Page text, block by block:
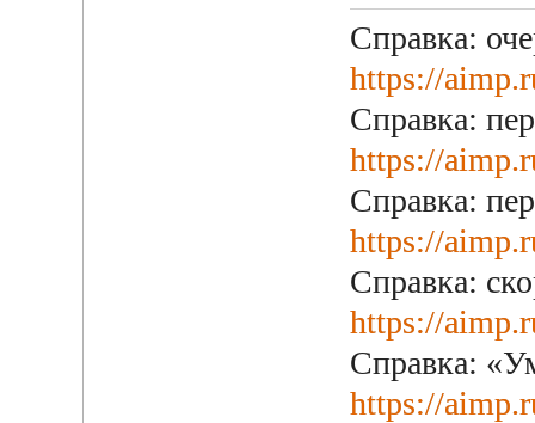
Справка:
https://
Справка:
https://
Справка:
https://
Справка:
https://
Справка:
https://